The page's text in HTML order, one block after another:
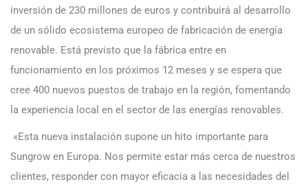
inversión de 230 millones de euros y contribuirá al desarrollo
de un sólido ecosistema europeo de fabricación de energía
renovable. Está previsto que la fábrica entre en
funcionamiento en los próximos 12 meses y se espera que
cree 400 nuevos puestos de trabajo en la región, fomentando
la experiencia local en el sector de las energías renovables.
«Esta nueva instalación supone un hito importante para
Sungrow en Europa. Nos permite estar más cerca de nuestros
clientes, responder con mayor eficacia a las necesidades del